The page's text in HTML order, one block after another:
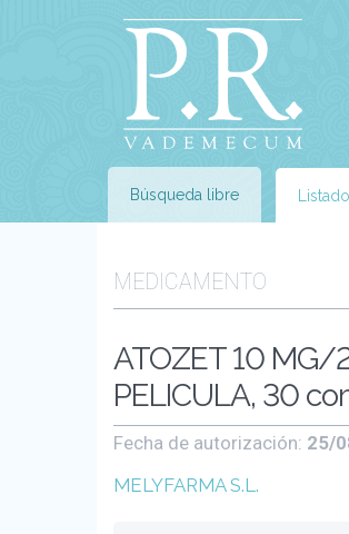
Búsqueda libre
MEDICAMENTO
ATOZET 10 MG/
PELICULA, 30
Fecha de autorización: 25/
MELYFARMA S.L.